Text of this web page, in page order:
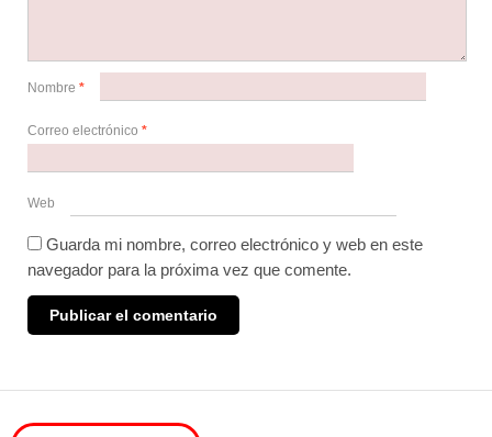
Nombre *
Correo electrónico *
Web
Guarda mi nombre, correo electrónico y web en este
navegador para la próxima vez que comente.